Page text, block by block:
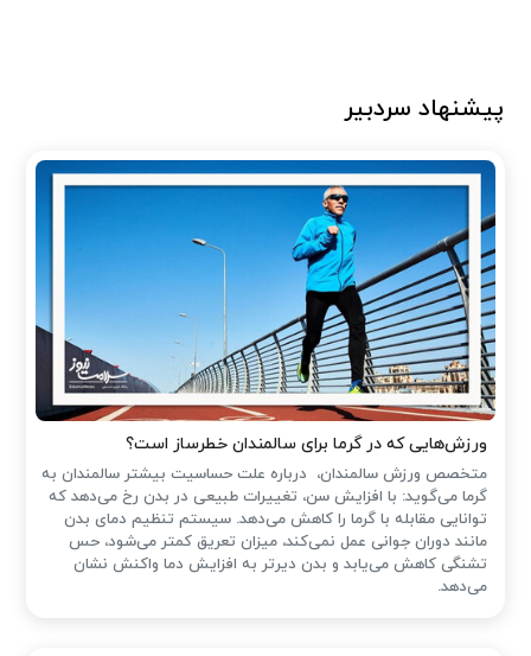
پیشنهاد سردبیر
ورزش‌هایی که در گرما برای سالمندان خطرساز است؟
متخصص ورزش سالمندان، درباره علت حساسیت بیشتر سالمندان به
گرما می‌گوید: با افزایش سن، تغییرات طبیعی در بدن رخ می‌دهد که
توانایی مقابله با گرما را کاهش می‌دهد. سیستم تنظیم دمای بدن
مانند دوران جوانی عمل نمی‌کند، میزان تعریق کمتر می‌شود، حس
تشنگی کاهش می‌یابد و بدن دیرتر به افزایش دما واکنش نشان
می‌دهد.